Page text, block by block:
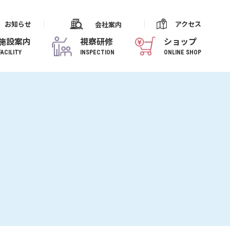
お知らせ 会社案内 アクセス
設案内 視察研修
INSPECTION
ショップ
ONLINE SHOP